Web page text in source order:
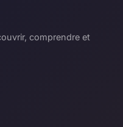
comprendre et